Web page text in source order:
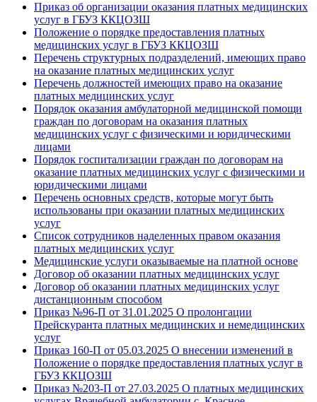
Приказ об организации оказания платных медицинских
услуг в ГБУЗ ККЦОЗШ
Положение о порядке предоставления платных
медицинских услуг в ГБУЗ ККЦОЗШ
Перечень структурных подразделений, имеющих право
на оказание платных медицинских услуг
Перечень должностей имеющих право на оказание
платных медицинских услуг
Порядок оказания амбулаторной медицинской помощи
граждан по договорам на оказания платных
медицинских услуг с физическими и юридическими
лицами
Порядок госпитализации граждан по договорам на
оказание платных медицинских услуг с физическими и
юридическими лицами
Перечень основных средств, которые могут быть
использованы при оказании платных медицинских
услуг
Список сотрудников наделенных правом оказания
платных медицинских услуг
Медицинские услуги оказываемые на платной основе
Договор об оказании платных медицинских услуг
Договор об оказании платных медицинских услуг
дистанционным способом
Приказ №96-П от 31.01.2025 О пролонгации
Прейскуранта платных медицинских и немедицинских
услуг
Приказ 160-П от 05.03.2025 О внесении изменений в
Положение о порядке предоставления платных услуг в
ГБУЗ ККЦОЗШ
Приказ №203-П от 27.03.2025 О платных медицинских